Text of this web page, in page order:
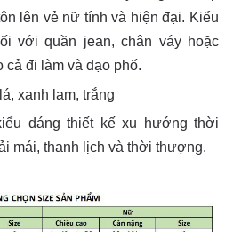
lên vẻ nữ tính và hiện đại. Kiểu
với quần jean, chân váy hoặc
cả đi làm và dạo phố.
xanh lam, trắng
dáng thiết kế xu hướng thời
mái, thanh lịch và thời thượng.